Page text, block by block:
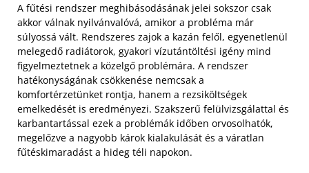
A fűtési rendszer meghibásodásának jelei sokszor csak
akkor válnak nyilvánvalóvá, amikor a probléma már
súlyossá vált. Rendszeres zajok a kazán felől, egyenetlenül
melegedő radiátorok, gyakori vízutántöltési igény mind
figyelmeztetnek a közelgő problémára. A rendszer
hatékonyságának csökkenése nemcsak a
komfortérzetünket rontja, hanem a rezsiköltségek
emelkedését is eredményezi. Szakszerű felülvizsgálattal és
karbantartással ezek a problémák időben orvosolhatók,
megelőzve a nagyobb károk kialakulását és a váratlan
fűtéskimaradást a hideg téli napokon.